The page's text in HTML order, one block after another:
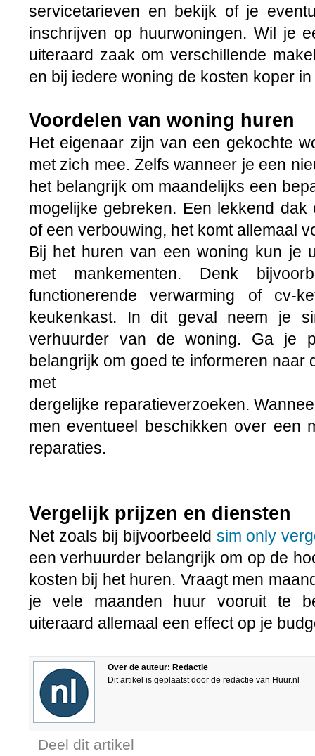
servicetarieven en bekijk of je
inschrijven op huurwoningen. Wil je
uiteraard zaak om verschillende
en bij iedere woning de kosten koper
Voordelen van woning huren
Het eigenaar zijn van een gekochte
met zich mee. Zelfs wanneer je een
het belangrijk om maandelijks een
mogelijke gebreken. Een lekkend
of een verbouwing, het komt allemaal
Bij het huren van een woning kun je
met mankementen. Denk
functionerende verwarming of
keukenkast. In dit geval neem je
verhuurder van de woning. Ga je
belangrijk om goed te informeren naar
met
dergelijke reparatieverzoeken.
men eventueel beschikken over een
reparaties.
Vergelijk prijzen en diensten
Net zoals bij bijvoorbeeld sim only
een verhuurder belangrijk om op de
kosten bij het huren. Vraagt men
je vele maanden huur vooruit te
uiteraard allemaal een effect op je
Over de auteur: Redactie
Dit artikel is geplaatst door de redactie van Huur.nl
Deel dit artikel